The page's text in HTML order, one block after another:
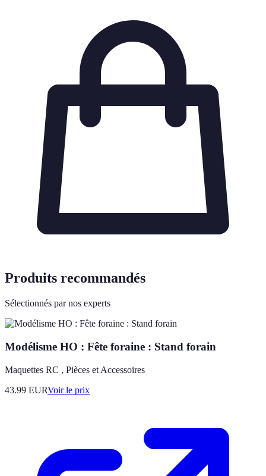
Produits recommandés
Sélectionnés par nos experts
Modélisme HO : Fête foraine : Stand forain
Maquettes RC , Pièces et Accessoires
43.99 EURVoir le prix